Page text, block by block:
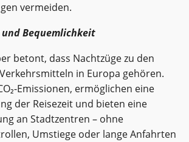
vermeiden.
Bequemlichkeit
betont, dass Nachtzüge zu den
in Europa gehören.
ermöglichen eine
der Reisezeit und bieten eine
an Stadtzentren – ohne
Umstiege oder lange Anfahrten